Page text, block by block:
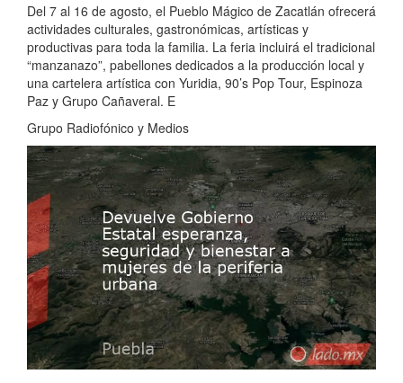
Del 7 al 16 de agosto, el Pueblo Mágico de Zacatlán ofrecerá
actividades culturales, gastronómicas, artísticas y
productivas para toda la familia. La feria incluirá el tradicional
“manzanazo”, pabellones dedicados a la producción local y
una cartelera artística con Yuridia, 90’s Pop Tour, Espinoza
Paz y Grupo Cañaveral. E
Grupo Radiofónico y Medios